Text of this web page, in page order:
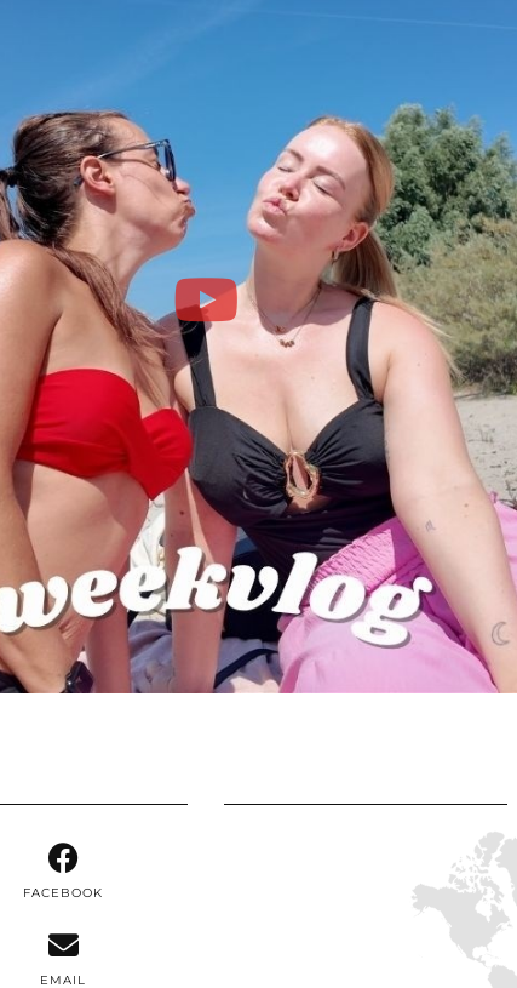
FACEBOOK
EMAIL